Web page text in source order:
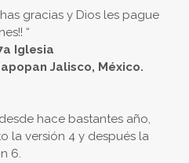
gracias y Dios les pague
“
Iglesia
Jalisco, México.
hace bastantes año,
la versión 4 y después la
6.